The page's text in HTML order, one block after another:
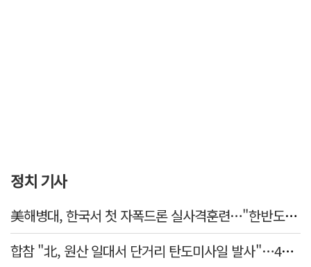
정치 기사
美해병대, 한국서 첫 자폭드론 실사격훈련…"한반도 지형 학습"
합참 "北, 원산 일대서 단거리 탄도미사일 발사"…42일 만